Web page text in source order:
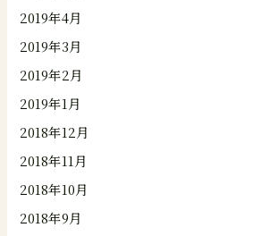
2019年4月
2019年3月
2019年2月
2019年1月
2018年12月
2018年11月
2018年10月
2018年9月